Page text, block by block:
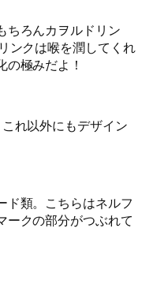
ちろんカヲルドリン
ンクは喉を潤してくれ
極みだよ！
れ以外にもデザイン
ド類。こちらはネルフ
ークの部分がつぶれて